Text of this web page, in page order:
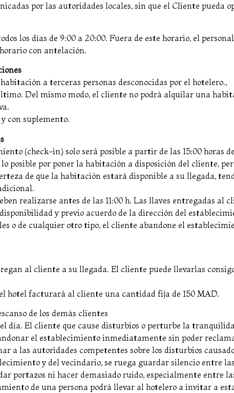
por las autoridades locales, sin que el Cliente pueda
los días de 9:00 a 20:00. Fuera de este horario, el
con antelación.
a terceras personas desconocidas por el hotelero.,
Del mismo modo, el cliente no podrá alquilar una
con suplemento.
(check-in) solo será posible a partir de las 15:00 horas
posible por poner la habitación a disposición del cliente,
de que la habitación estará disponible a su llegada,
realizarse antes de las 11:00 h. Las llaves entregadas al
disponibilidad y previo acuerdo de la dirección del
o de cualquier otro tipo, el cliente abandone el
al cliente a su llegada. El cliente puede llevarlas
hotel facturará al cliente una cantidad fija de 150 MAD.
de los demás clientes
día. El cliente que cause disturbios o perturbe la
el establecimiento inmediatamente sin poder
a las autoridades competentes sobre los disturbios
y del vecindario, se ruega guardar silencio entre
portazos ni hacer demasiado ruido, especialmente entre
de una persona podrá llevar al hotelero a invitar a